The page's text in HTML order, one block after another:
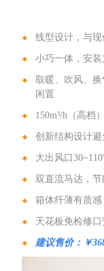
线型设计，与
小巧一体，安
取暖、吹风、
闲置
150m³/h（高档
创新结构设计避
大出风口
双直流马达，
箱体纤薄有质
天花板免检修
建议售价：￥